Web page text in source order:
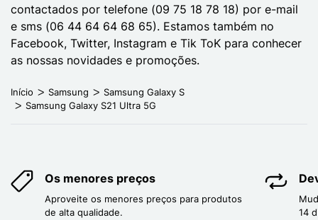
contactados por telefone (09 75 18 78 18) por e-mail
e sms (06 44 64 64 68 65). Estamos também no
Facebook, Twitter, Instagram e Tik ToK para conhecer
as nossas novidades e promoções.
Início Samsung
Samsung Galaxy S
Samsung Galaxy S21 Ultra 5G
Os menores preços
Aproveite os menores preços para produtos
de alta qualidade.
14